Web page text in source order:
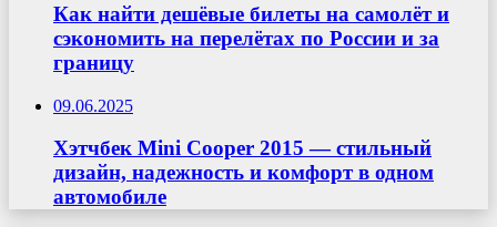
Как найти дешёвые билеты на самолёт и
сэкономить на перелётах по России и за
границу
09.06.2025
Хэтчбек Mini Cooper 2015 — стильный
дизайн, надежность и комфорт в одном
автомобиле